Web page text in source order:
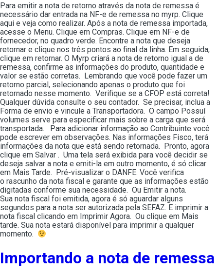
Para emitir a nota de retorno através da nota de remessa é
necessário dar entrada na NF-e de remessa no myrp. Clique
aqui e veja como realizar. Após a nota de remessa importada,
acesse o Menu. Clique em Compras. Clique em NF-e de
fornecedor, no quadro verde. Encontre a nota que deseja
retornar e clique nos três pontos ao final da linha. Em seguida,
clique em retornar. O Myrp criará a nota de retorno igual a de
remessa, confirme as informações do produto, quantidade e
valor se estão corretas. Lembrando que você pode fazer um
retorno parcial, selecionando apenas o produto que foi
retornado nesse momento. Verifique se a CFOP está correta!
Qualquer dúvida consulte o seu contador. Se precisar, inclua a
Forma de envio e vincule a Transportadora. O campo Possuí
volumes serve para especificar mais sobre a carga que será
transportada. Para adicionar informação ao Contribuinte você
pode escrever em observações. Nas informações Fisco, terá
informações da nota que está sendo retornada. Pronto, agora
clique em Salvar . Uma tela será exibida para você decidir se
deseja salvar a nota e emiti-la em outro momento, é só clicar
em Mais Tarde. Pré-visualizar o DANFE. Você verifica
o rascunho da nota fiscal e garante que as informações estão
digitadas conforme sua necessidade. Ou Emitir a nota.
Sua nota fiscal foi emitida, agora é só aguardar alguns
segundos para a nota ser autorizada pela SEFAZ. E imprimir a
nota fiscal clicando em Imprimir Agora. Ou clique em Mais
tarde. Sua nota estará disponível para imprimir a qualquer
momento.
Importando a nota de remessa